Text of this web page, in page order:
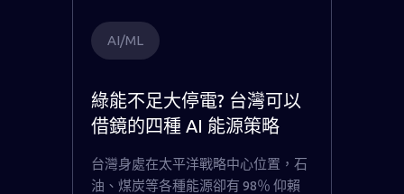
AI/ML
綠能不足大停電? 台灣可以
借鏡的四種 AI 能源策略
台灣身處在太平洋戰略中心位置，石
油、煤炭等各種能源卻有 98％ 仰賴